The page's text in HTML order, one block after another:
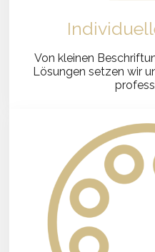
Von kleinen
Lösungen setzen wir